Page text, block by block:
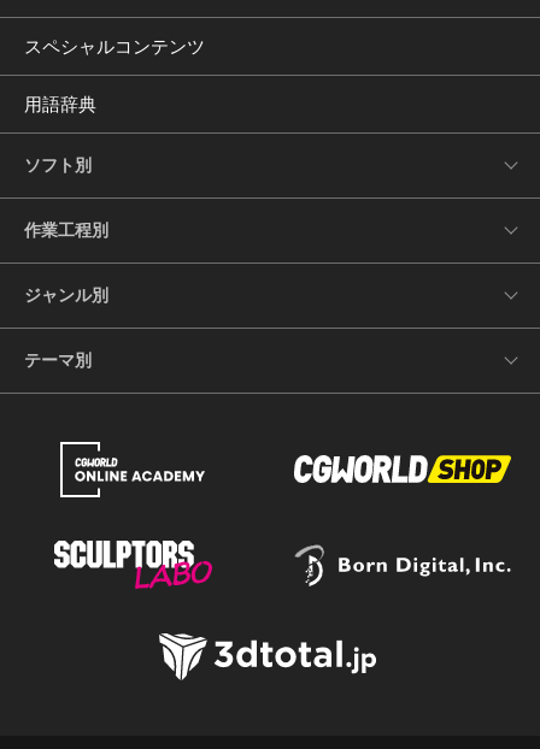
スペシャルコンテンツ
用語辞典
ソフト別
作業工程別
ジャンル別
テーマ別